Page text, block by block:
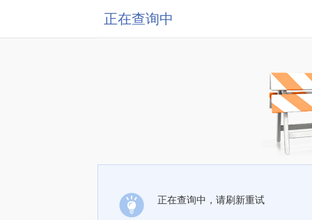
正在查询中
正在查询中，请刷新重试